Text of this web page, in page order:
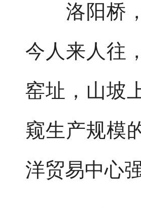
洛阳桥，
今人来人往
窑址，山坡
窥生产规模
洋贸易中心